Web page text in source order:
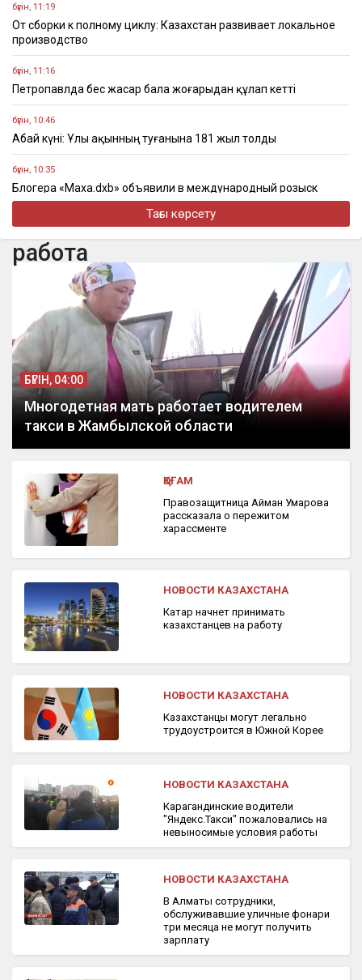
бүгін, 11:19
От сборки к полному циклу: Казахстан развивает локальное
производство
бүгін, 11:16
Петропавлда бес жасар бала жоғарыдан құлап кетті
бүгін, 10:46
Абай күні: Ұлы ақынның туғанына 181 жыл толды
бүгін, 10:35
Блогера «Маха.dxb» объявили в международный розыск
Необычная спасательная операция прошла в
Кызылординской области
Тағы көрсету
работа
БҮГІН, 04:00
Многодетная мать работает водителем
такси в Жамбылской области
ҚОҒАМ
Правозащитница Айман Умарова
рассказала о пережитом
харассменте
НОВОСТИ КАЗАХСТАНА
Катар начнет принимать
казахстанцев на работу
НОВОСТИ КАЗАХСТАНА
Казахстанцы могут легально
трудоустроится в Южной Корее
НОВОСТИ КАЗАХСТАНА
Карагандинские водители
"Яндекс.Такси" пожаловались на
невыносимые условия работы
НОВОСТИ КАЗАХСТАНА
В Алматы сотрудники,
обслуживавшие уличные фонари
три месяца не могут получить
зарплату